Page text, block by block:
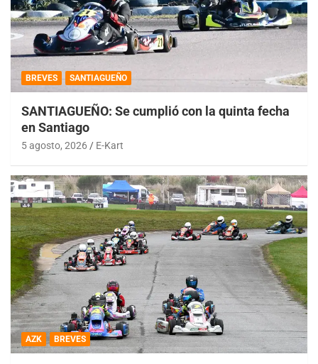
BREVES SANTIAGUEÑO
SANTIAGUEÑO: Se cumplió con la quinta fecha
en Santiago
5 agosto, 2026 E-Kart
AZK BREVES